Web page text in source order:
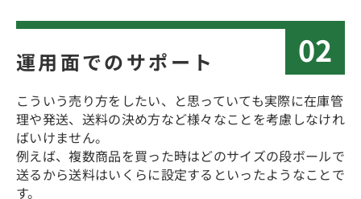
02
運用面でのサポート
こういう売り方をしたい、と思っていても実際に在庫管
理や発送、送料の決め方など様々なことを考慮しなけれ
ばいけません。
例えば、複数商品を買った時はどのサイズの段ボールで
送るから送料はいくらに設定するといったようなことで
す。